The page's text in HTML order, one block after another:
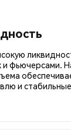
и фьючерсами.
и